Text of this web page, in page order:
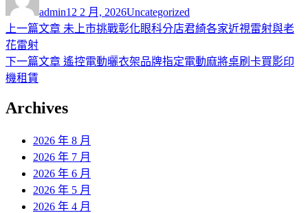
者
admin佈
日
12 2 月, 2026類
Uncategorized
文
章
導
覽
上一篇文章 上
篇
未上市挑戰彰化眼科分店君綺各家近視雷射與老
花雷射
下一篇文章 下
文
遙控電動曬衣架品牌指定電動麻將桌刷卡買影印
機租賃
Archives
2026 年 8 月
2026 年 7 月
2026 年 6 月
2026 年 5 月
2026 年 4 月